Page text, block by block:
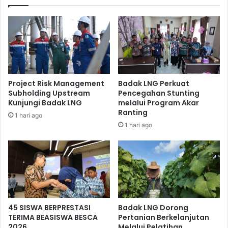
sasaran. kegiatan ini dapat meningkatkan kualitas Welder
di kota Bontang.
Uji praktek dilakukan oleh para peserta sertifikasi welder migas.
Project Risk Management
Subholding Upstream
Kunjungi Badak LNG
1 hari ago
Badak LNG Perkuat
Pencegahan Stunting
melalui Program Akar
Ranting
1 hari ago
45 SISWA BERPRESTASI
TERIMA BEASISWA BESCA
Badak LNG Dorong
Pertanian Berkelanjutan